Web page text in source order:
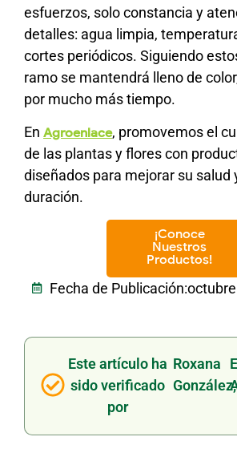
esfuerzos, solo constancia y
detalles: agua limpia,
cortes periódicos. Siguiendo
ramo se mantendrá lleno de
por mucho más tiempo.
En Agroenlace, promovemos el
de las plantas y flores con
diseñados para mejorar su salud
duración.
¡Conoce
Nuestros
Productos!
Fecha de Publicación:
Este artículo ha
sido verificado
por
Roxana
González,